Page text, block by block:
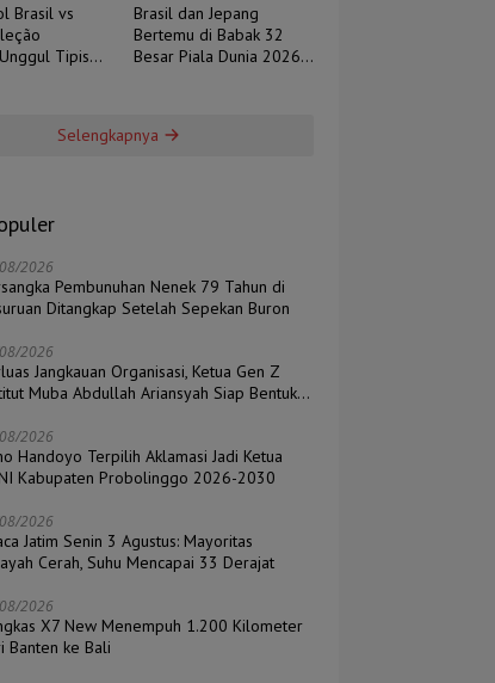
Brasil vs
Tipis,
Brasil dan Jepang
Bertemu di Babak 32
Besar Piala Dunia 2026,
Selengkapnya
2026
Pembunuhan Nenek 79 Tahun di
Ditangkap Setelah Sepekan Buron
2026
Jangkauan Organisasi, Ketua Gen Z
Muba Abdullah Ariansyah Siap Bentuk
2026
Handoyo Terpilih Aklamasi Jadi Ketua
Kabupaten Probolinggo 2026-2030
2026
Jatim Senin 3 Agustus: Mayoritas
Cerah, Suhu Mencapai 33 Derajat
2026
X7 New Menempuh 1.200 Kilometer
Banten ke Bali